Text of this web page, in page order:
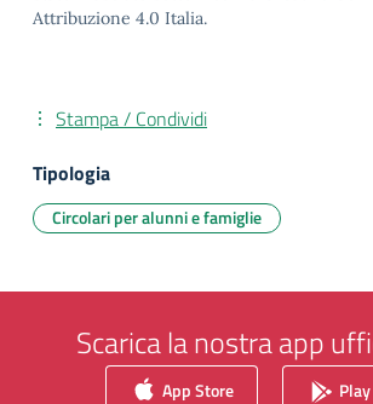
Attribuzione 4.0 Italia.
Stampa / Condividi
Tipologia
Circolari per alunni e famiglie
Scarica la nostra app
App Store